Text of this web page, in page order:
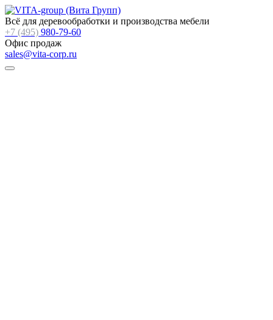
Всё для деревообработки и производства мебели
+7 (495) 980-79-60
Офис продаж
sales@vita-corp.ru